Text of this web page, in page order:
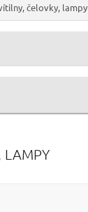
čelovky, lampy
LAMPY